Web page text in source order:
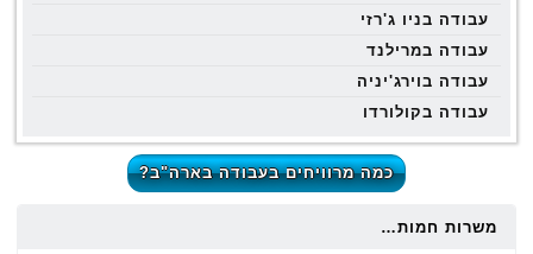
עבודה בניו ג'רזי
עבודה במרילנד
עבודה בוירג'יניה
עבודה בקולורדו
כמה מרוויחים בעבודה בארה"ב?
משרות חמות…